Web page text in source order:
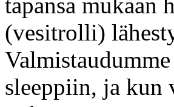
(vesitrolli)
sleeppiin, ja